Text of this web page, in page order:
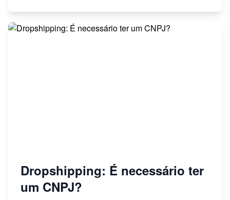
Dropshipping: É necessário ter
um CNPJ?